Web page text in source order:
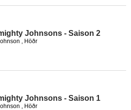
Johnsons - Saison 2
, Höðr
Johnsons - Saison 1
, Höðr